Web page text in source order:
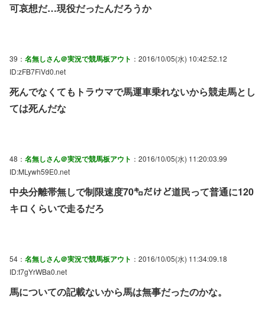
可哀想だ…現役だったんだろうか
39： 名無しさん＠実況で競馬板アウト ：2016/10/05(水) 10:42:52.12
ID:zFB7FiVd0.net
死んでなくてもトラウマで馬運車乗れないから競走馬とし
ては死んだな
48： 名無しさん＠実況で競馬板アウト ：2016/10/05(水) 11:20:03.99
ID:MLywh59E0.net
中央分離帯無しで制限速度70㌔だけど道民って普通に120
キロくらいで走るだろ
54： 名無しさん＠実況で競馬板アウト ：2016/10/05(水) 11:34:09.18
ID:t7gYrWBa0.net
馬についての記載ないから馬は無事だったのかな。